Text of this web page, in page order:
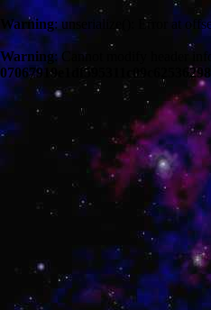
Warning: unserialize(): Error at
Warning: Cannot modify header